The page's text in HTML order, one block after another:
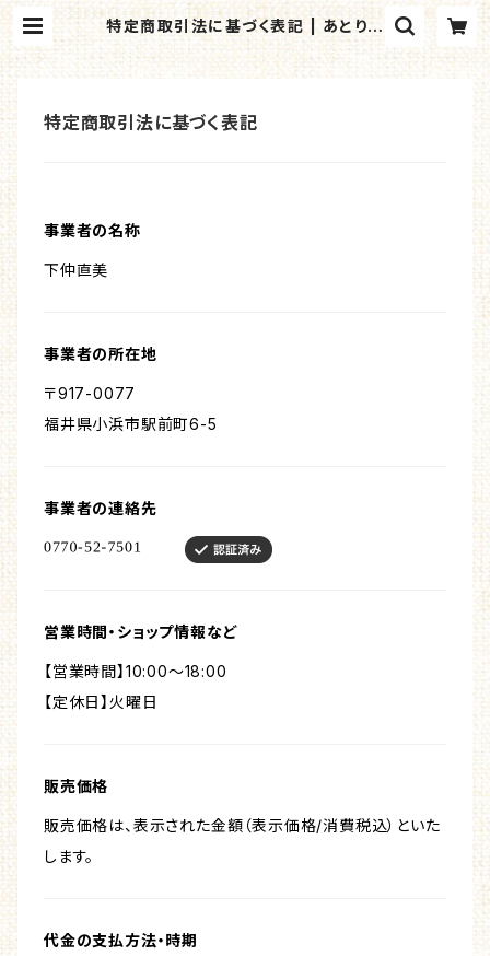
特定商取引法に基づく表記 | あとりえ
Yuki
特定商取引法に基づく表記
事業者の名称
下仲直美
事業者の所在地
〒917-0077
福井県小浜市駅前町6-5
事業者の連絡先
営業時間・ショップ情報など
【営業時間】10:00～18:00
【定休日】火曜日
販売価格
販売価格は、表示された金額（表示価格/消費税込）といた
します。
代金の支払方法・時期